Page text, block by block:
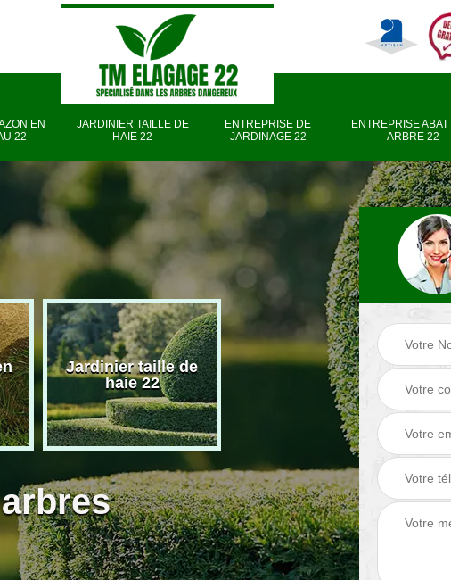
EN
22
JARDINIER TAILLE DE
HAIE 22
ENTREPRISE DE
JARDINAGE 22
ENTREPRISE
ARBRE 22
Jardinier taille de
haie 22
Entreprise de
jardinage 22